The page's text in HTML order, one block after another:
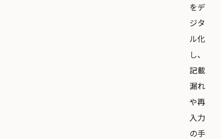
をデ
ジタ
ル化
し、
記載
漏れ
や再
入力
の手